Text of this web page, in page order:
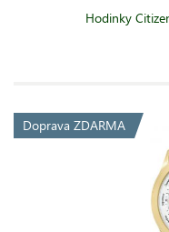
Hodinky
Doprava ZDARMA